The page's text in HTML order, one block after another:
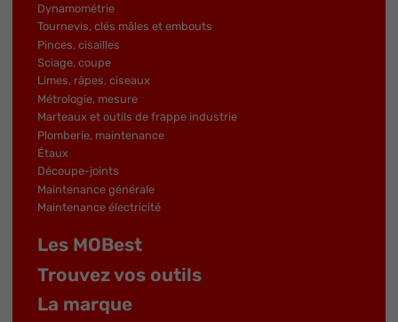
Dynamométrie
Tournevis, clés mâles et embouts
Pinces, cisailles
Sciage, coupe
Limes, râpes, ciseaux
Métrologie, mesure
Marteaux et outils de frappe industrie
Plomberie, maintenance
Étaux
Découpe-joints
Maintenance générale
Maintenance électricité
Les MOBest
Trouvez vos outils
La marque